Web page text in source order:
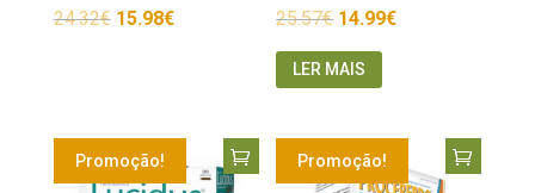
24.32€ 15.98€ 25.57€ 14.99€
LER MAIS
Promoção! Promoção!